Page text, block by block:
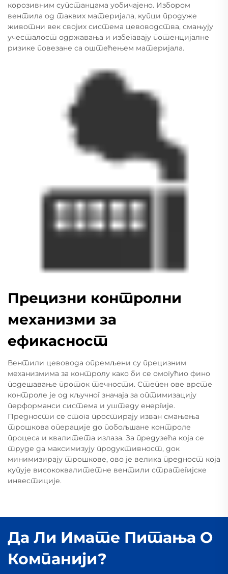
корозивним супстанцама уобичајено. Избором
вентила од таквих материјала, купци продуже
животни век својих система цевоводства, смањују
учесталост одржавања и избегавају потенцијалне
ризике повезане са оштећењем материјала.
Прецизни контролни
механизми за
ефикасност
Вентили цевовода опремљени су прецизним
механизмима за контролу како би се омогућио фино
подешавање проток течности. Степен ове врсте
контроле је од кључног значаја за оптимизацију
перформанси система и уштеду енергије.
Предности се стога простирају изван смањења
трошкова операције до побољшане контроле
процеса и квалитета излаза. За предузећа која се
труде да максимизују продуктивност, док
минимизирају трошкове, ово је велика предност која
купује висококвалитетне вентили стратегијске
инвестиције.
Да Ли Имате Питања О
Компанији?